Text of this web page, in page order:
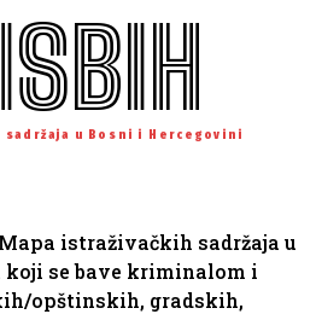
sadržaja u Bosni i Hercegovini
istraživačkih sadržaja u
se bave kriminalom i
opštinskih, gradskih,